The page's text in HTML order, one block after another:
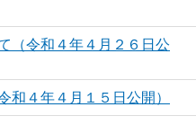
（令和４年４月２６日公
和４年４月１５日公開）